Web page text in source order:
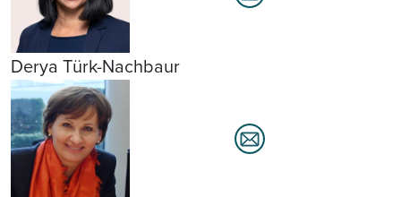
Derya Türk-Nachbaur